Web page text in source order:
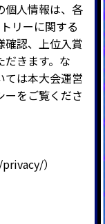
人情報は、各
リーに関する
確認、上位入賞
きます。な
ては本大会運営
ーをご覧くださ
）